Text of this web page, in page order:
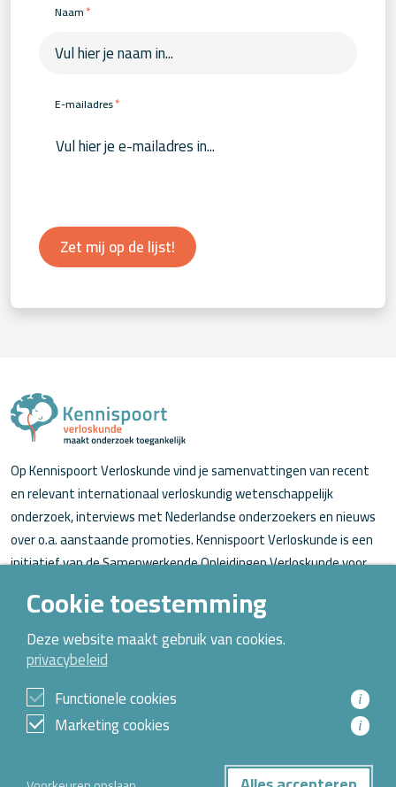
Naam*
E-mailadres*
Zet mij op de lijst!
Op Kennispoort Verloskunde vind je samenvattingen van recent
en relevant internationaal verloskundig wetenschappelijk
onderzoek, interviews met Nederlandse onderzoekers en nieuws
over o.a. aanstaande promoties. Kennispoort Verloskunde is een
initiatief van de Samenwerkende Opleidingen Verloskunde voor
Over Kennispoort Verloskunde
Contact
Archief
Cookie toestemming
Deze website maakt gebruik van cookies.
privacybeleid
Functionele cookies
i
Marketing cookies i